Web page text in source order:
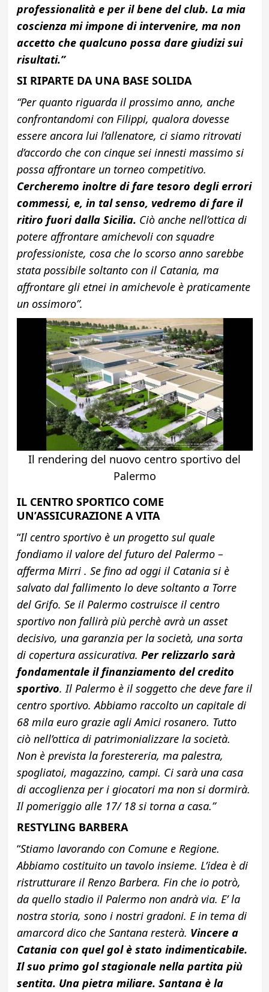
professionalità e per il bene del club. La mia
coscienza mi impone di intervenire, ma non
accetto che qualcuno possa dare giudizi sui
risultati.”
SI RIPARTE DA UNA BASE SOLIDA
“Per quanto riguarda il prossimo anno, anche
confrontandomi con Filippi, qualora dovesse
essere ancora lui l’allenatore, ci siamo ritrovati
d’accordo che con cinque sei innesti massimo si
possa affrontare un torneo competitivo.
Cercheremo inoltre di fare tesoro degli errori
commessi, e, in tal senso, vedremo di fare il
ritiro fuori dalla Sicilia. Ciò anche nell’ottica di
potere affrontare amichevoli con squadre
professioniste, cosa che lo scorso anno sarebbe
stata possibile soltanto con il Catania, ma
affrontare gli etnei in amichevole è praticamente
un ossimoro”.
Il rendering del nuovo centro sportivo del
Palermo
IL CENTRO SPORTICO COME
UN’ASSICURAZIONE A VITA
“Il centro sportivo è un progetto sul quale
fondiamo il valore del futuro del Palermo –
afferma Mirri . Se fino ad oggi il Catania si è
salvato dal fallimento lo deve soltanto a Torre
del Grifo. Se il Palermo costruisce il centro
sportivo non fallirà più perchè avrà un asset
decisivo, una garanzia per la società, una sorta
di copertura assicurativa. Per relizzarlo sarà
fondamentale il finanziamento del credito
sportivo. Il Palermo è il soggetto che deve fare il
centro sportivo. Abbiamo raccolto un capitale di
68 mila euro grazie agli Amici rosanero. Tutto
ciò nell’ottica di patrimonializzare la società.
Non è prevista la forestereria, ma palestra,
spogliatoi, magazzino, campi. Ci sarà una casa
di accoglienza per i giocatori ma non si dormirà.
Il pomeriggio alle 17/ 18 si torna a casa.”
RESTYLING BARBERA
“Stiamo lavorando con Comune e Regione.
Abbiamo costituito un tavolo insieme. L’idea è di
ristrutturare il Renzo Barbera. Fin che io potrò,
da quello stadio il Palermo non andrà via. E’ la
nostra storia, sono i nostri gradoni. E in tema di
amarcord dico che Santana resterà. Vincere a
Catania con quel gol è stato indimenticabile.
Il suo primo gol stagionale nella partita più
sentita. Una pietra miliare. Santana è la